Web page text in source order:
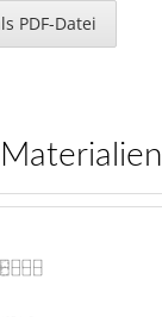
PDF-Datei
Materialien